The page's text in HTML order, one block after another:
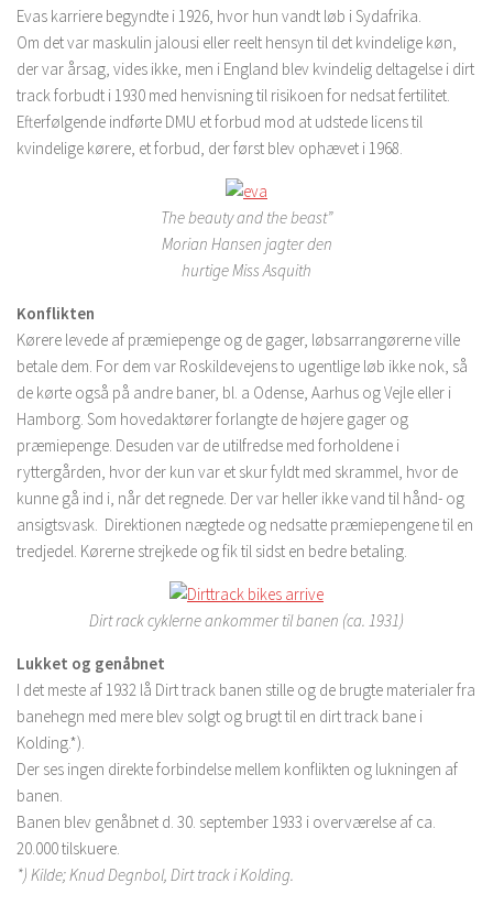
Evas karriere begyndte i 1926, hvor hun vandt løb i Sydafrika.
Om det var maskulin jalousi eller reelt hensyn til det kvindelige køn,
der var årsag, vides ikke, men i England blev kvindelig deltagelse i dirt
track forbudt i 1930 med henvisning til risikoen for nedsat fertilitet.
Efterfølgende indførte DMU et forbud mod at udstede licens til
kvindelige kørere, et forbud, der først blev ophævet i 1968.
The beauty and the beast”
Morian Hansen jagterden
hurtige Miss Asquith
Konflikten
Kørere levede af præmiepenge og de gager, løbsarrangørerne ville
betale dem. For dem var Roskildevejens to ugentlige løb ikke nok, så
de kørte også på andre baner, bl. a Odense, Aarhus og Vejle eller i
Hamborg. Som hovedaktører forlangte de højere gager og
præmiepenge. Desuden var de utilfredse med forholdene i
ryttergården, hvor der kun var et skur fyldt med skrammel, hvor de
kunne gå ind i, når det regnede. Der var heller ikke vand til hånd- og
ansigtsvask. Direktionen nægtede og nedsatte præmiepengene til en
tredjedel. Kørerne strejkede og fik til sidst en bedre betaling.
Dirt rack cyklerne ankommer til banen (ca. 1931)
Lukket og genåbnet
I det meste af 1932 lå Dirt track banen stille og de brugte materialer fra
banehegn med mere blev solgt og brugt til en dirt track bane i
Kolding.*).
Der ses ingen direkte forbindelse mellem konflikten og lukningen af
banen.
Banen blev genåbnet d. 30. september 1933 i overværelse af ca.
20.000 tilskuere.
*) Kilde; Knud Degnbol, Dirt track i Kolding.